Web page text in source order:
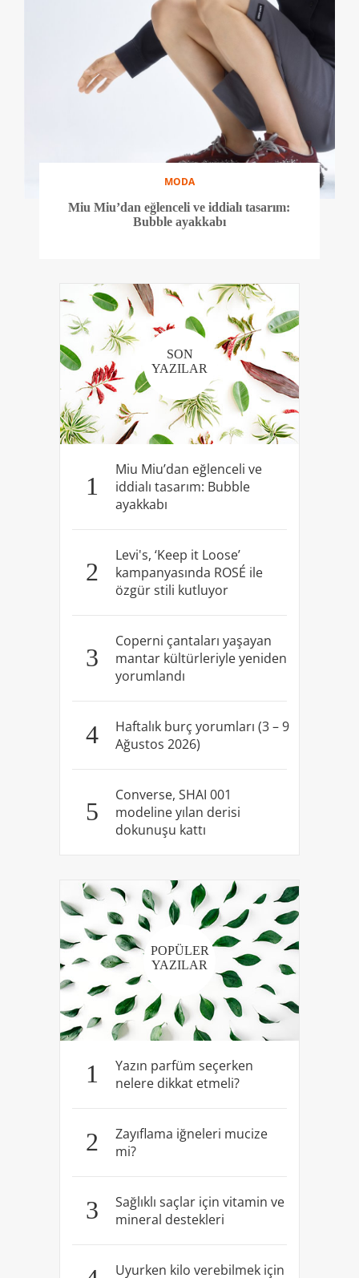
MODA
Miu Miu’dan eğlenceli ve iddialı tasarım:
Bubble ayakkabı
SON
YAZILAR
1
Miu Miu’dan eğlenceli ve
iddialı tasarım: Bubble
ayakkabı
2
Levi's, ‘Keep it Loose’
kampanyasında ROSÉ ile
özgür stili kutluyor
3
Coperni çantaları yaşayan
mantar kültürleriyle yeniden
yorumlandı
4
Haftalık burç yorumları (3 – 9
Ağustos 2026)
5
Converse, SHAI 001
modeline yılan derisi
dokunuşu kattı
POPÜLER
YAZILAR
1
Yazın parfüm seçerken
nelere dikkat etmeli?
2
Zayıflama iğneleri mucize
mi?
3
Sağlıklı saçlar için vitamin ve
mineral destekleri
Uyurken kilo verebilmek için